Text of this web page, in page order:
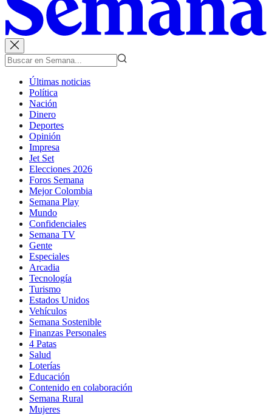
Últimas noticias
Política
Nación
Dinero
Deportes
Opinión
Impresa
Jet Set
Elecciones 2026
Foros Semana
Mejor Colombia
Semana Play
Mundo
Confidenciales
Semana TV
Gente
Especiales
Arcadia
Tecnología
Turismo
Estados Unidos
Vehículos
Semana Sostenible
Finanzas Personales
4 Patas
Salud
Loterías
Educación
Contenido en colaboración
Semana Rural
Mujeres